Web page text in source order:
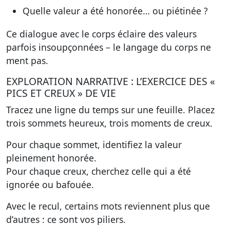
Quelle valeur a été honorée… ou piétinée ?
Ce dialogue avec le corps éclaire des valeurs
parfois insoupçonnées – le langage du corps ne
ment pas.
EXPLORATION NARRATIVE : L’EXERCICE DES «
PICS ET CREUX » DE VIE
Tracez une ligne du temps sur une feuille. Placez
trois sommets heureux, trois moments de creux.
Pour chaque sommet, identifiez la valeur
pleinement honorée.
Pour chaque creux, cherchez celle qui a été
ignorée ou bafouée.
Avec le recul, certains mots reviennent plus que
d’autres : ce sont vos piliers.